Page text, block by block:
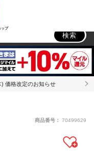
ップ
検索
価格改定のお知らせ
商品番号： 70499629